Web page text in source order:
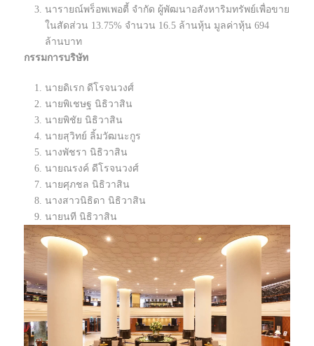
นารายณ์พร็อพเพอตี้ จำกัด ผู้พัฒนาอสังหาริมทรัพย์เพื่อขาย
ในสัดส่วน 13.75% จำนวน 16.5 ล้านหุ้น มูลค่าหุ้น 694
ล้านบาท
กรรมการบริษัท
นายดิเรก ดีโรจนวงศ์
นายพิเชษฐ นิธิวาสิน
นายพิชัย นิธิวาสิน
นายสุวิทย์ ลิ้มวัฒนะกูร
นางพัชรา นิธิวาสิน
นายณรงค์ ดีโรจนวงศ์
นายศุภชล นิธิวาสิน
นางสาวนิธิดา นิธิวาสิน
นายนที นิธิวาสิน